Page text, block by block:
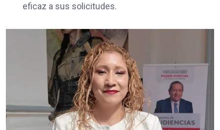
eficaz a sus solicitudes.